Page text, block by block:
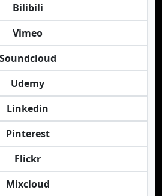
Bilibili
Vimeo
Soundcloud
Udemy
Linkedin
Pinterest
Flickr
Mixcloud